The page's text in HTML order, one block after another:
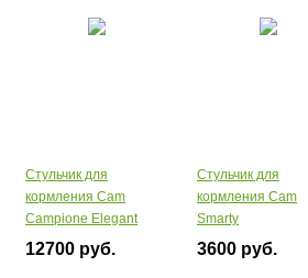
Стульчик для
кормления Cam
Campione Elegant
12700 руб.
Стульчик для
кopмлeния Cam
Smarty
3600 руб.